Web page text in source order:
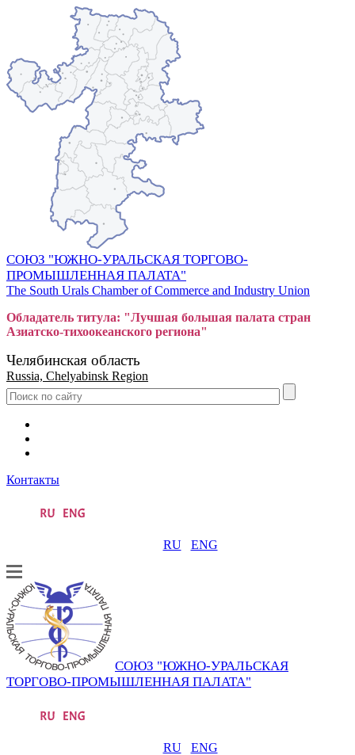
СОЮЗ "ЮЖНО-УРАЛЬСКАЯ ТОРГОВО-
ПРОМЫШЛЕННАЯ ПАЛАТА"
The South Urals Chamber of Commerce and Industry Union
Обладатель титула: "Лучшая большая палата стран
Азиатско-тихоокеанского региона"
Челябинская область
Russia, Chelyabinsk Region
Контакты
RU ENG
СОЮЗ "ЮЖНО-УРАЛЬСКАЯ
ТОРГОВО-ПРОМЫШЛЕННАЯ ПАЛАТА"
RU ENG